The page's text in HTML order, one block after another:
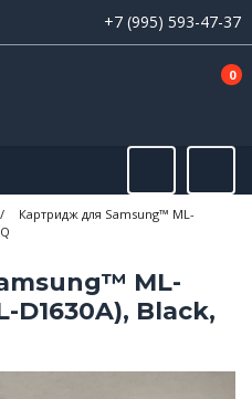
+7 (995) 593-47-37
0
/
Картридж для Samsung™ ML-
ML-
D1630A), Black,